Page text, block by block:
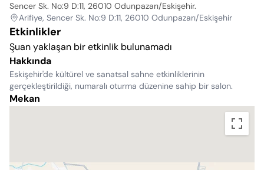
Sencer Sk. No:9 D:11, 26010 Odunpazarı/Eskişehir.
Arifiye, Sencer Sk. No:9 D:11, 26010 Odunpazarı/Eskişehir
Etkinlikler
Şuan yaklaşan bir etkinlik bulunamadı
Hakkında
Eskişehir'de kültürel ve sanatsal sahne etkinliklerinin
gerçekleştirildiği, numaralı oturma düzenine sahip bir salon.
Mekan